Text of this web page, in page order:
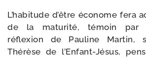
L’habitude d’être éco­nome fera
de la matu­ri­té, témoin par
réflexion de Pauline Martin,
Thérèse de l’Enfant-Jésus,